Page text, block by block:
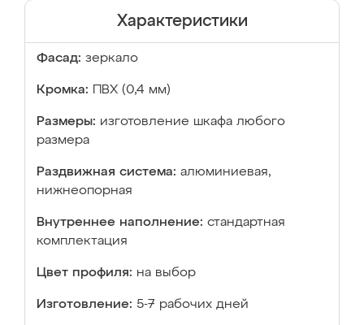
Характеристики
Фасад: зеркало
Кромка: ПВХ (0,4 мм)
Размеры: изготовление шкафа любого
размера
Раздвижная система: алюминиевая,
нижнеопорная
Внутреннее наполнение: стандартная
комплектация
Цвет профиля: на выбор
Изготовление: 5-7 рабочих дней